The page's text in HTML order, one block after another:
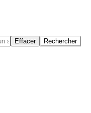
Effacer Rechercher